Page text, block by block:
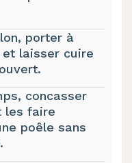
porter à
laisser cuire
concasser
les faire
poêle sans